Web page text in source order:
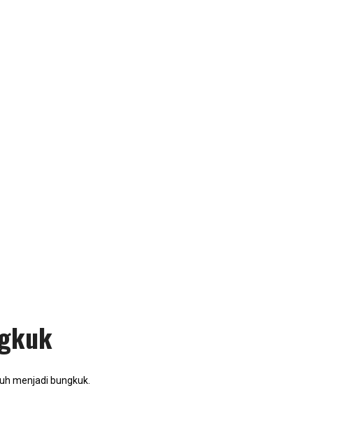
menjadi bungkuk.